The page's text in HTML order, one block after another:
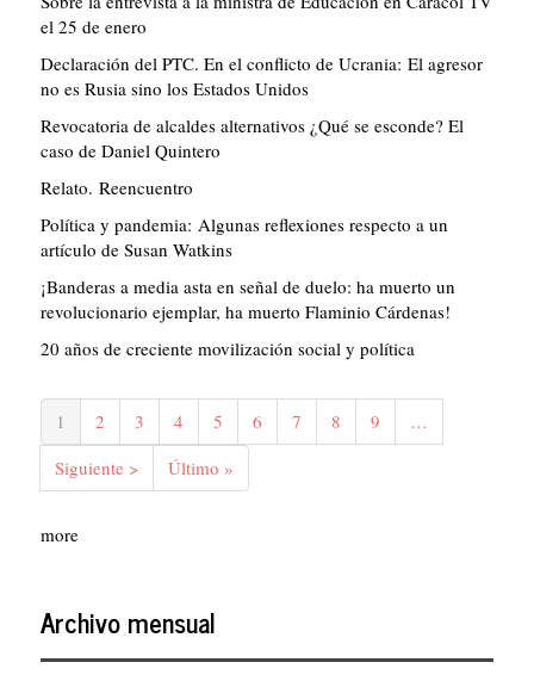
el 25 de enero
Declaración del PTC. En el conflicto de Ucrania: El agresor
no es Rusia sino los Estados Unidos
Revocatoria de alcaldes alternativos ¿Qué se esconde? El
caso de Daniel Quintero
Relato. Reencuentro
Política y pandemia: Algunas reflexiones respecto a un
artículo de Susan Watkins
¡Banderas a media asta en señal de duelo: ha muerto un
revolucionario ejemplar, ha muerto Flaminio Cárdenas!
20 años de creciente movilización social y política
Paginación
Página
actual
1 Página
2 Página
3 Página
4 Página
5 Página
6 Página
7 Página
8 Página
9
…
Siguiente
página
Siguiente >
Última
página
Último »
more
Archivo mensual